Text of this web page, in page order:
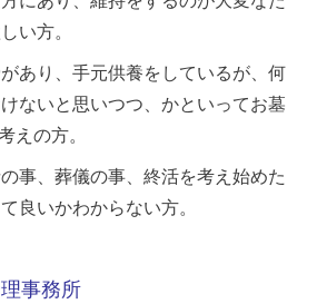
い方。
あり、手元供養をしているが、何
ないと思いつつ、かといってお墓
えの方。
事、葬儀の事、終活を考え始めた
良いかわからない方。
事務所